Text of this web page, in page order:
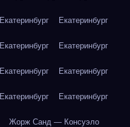
Екатеринбург Екатеринбург
Екатеринбург Екатеринбург
Екатеринбург Екатеринбург
Екатеринбург Екатеринбург
Жорж Санд — Консуэло